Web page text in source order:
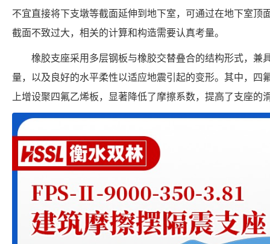
不宜直接将下支墩等截面延伸到地下室，可通过在地下室顶
截面不致过大，相关的计算和构造需要认真考量。
橡胶支座采用多层钢板与橡胶交替叠合的结构形式，兼
量，以及良好的水平柔性以适应地震引起的变形。其中，四
上增设聚四氟乙烯板，显著降低了摩擦系数，提高了支座的